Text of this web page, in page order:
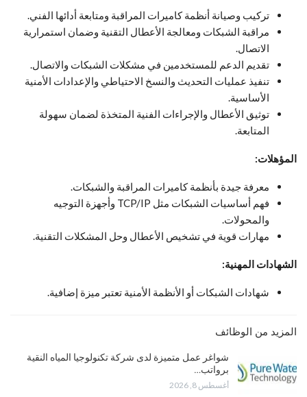
تركيب وصيانة أنظمة كاميرات المراقبة ومتابعة أدائها الفني.
مراقبة الشبكات ومعالجة الأعطال التقنية وضمان استمرارية
الاتصال.
تقديم الدعم للمستخدمين في مشكلات الشبكات والاتصال.
تنفيذ عمليات التحديث والنسخ الاحتياطي والإعدادات الأمنية
الأساسية.
توثيق الأعطال والإجراءات الفنية المتخذة لضمان سهولة
المتابعة.
المؤهلات:
معرفة جيدة بأنظمة كاميرات المراقبة والشبكات.
فهم أساسيات الشبكات مثل TCP/IP وأجهزة التوجيه
والمحولات.
مهارات قوية في تشخيص الأعطال وحل المشكلات التقنية.
الشهادات المهنية:
شهادات الشبكات أو الأنظمة الأمنية تعتبر ميزة إضافية.
المزيد من الوظائف
شواغر عمل متميزة لدى شركة تكنولوجيا المياه النقية
برواتب…
أغسطس 8, 2026